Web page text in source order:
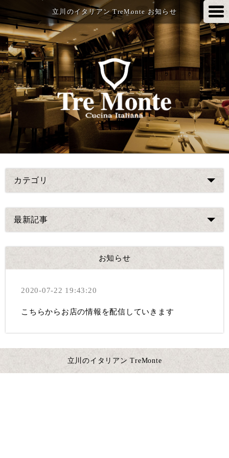
立川のイタリアン TreMonte お知らせ
カテゴリ
最新記事
お知らせ
2020-07-22 19:43:20
こちらからお店の情報を配信していきます
立川のイタリアン TreMonte